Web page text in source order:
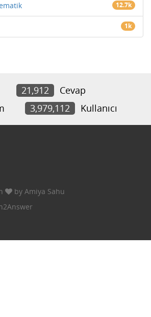
12.7k
1k
21,912
Cevap
3,979,112 Kullanıcı
by Amiya Sahu